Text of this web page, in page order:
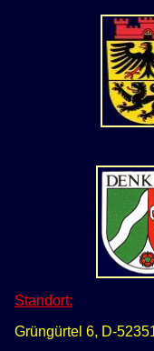
Standort:
Grüngürtel 6, D-